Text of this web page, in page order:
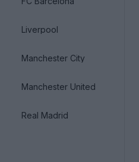
Liverpool
Manchester City
Manchester United
Real Madrid